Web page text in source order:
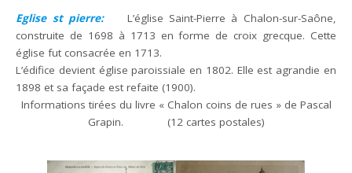
Eglise st pierre:
L’église Saint-Pierre à Chalon-sur-Saône,
construite de 1698 à 1713 en forme de croix grecque. Cette
église fut consacrée en 1713.
L’édifice devient église paroissiale en 1802. Elle est agrandie en
1898 et sa façade est refaite (1900).
Informations tirées du livre « Chalon coins de rues » de Pascal
Grapin. (12 cartes postales)